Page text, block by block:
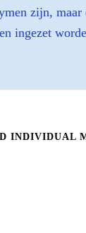
zijn,
ingezet
INDIVIDUAL